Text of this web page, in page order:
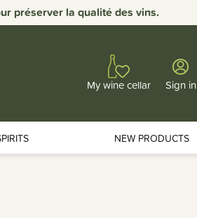
préserver la qualité des vins.
My wine cellar Sign in
NEW PRODUCTS